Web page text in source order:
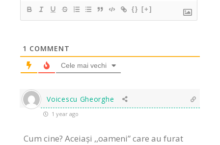
{} [+]
1 COMMENT
Cele mai vechi
Voicescu Gheorghe
1 year ago
Cum cine? Aceiași ,,oameni” care au furat